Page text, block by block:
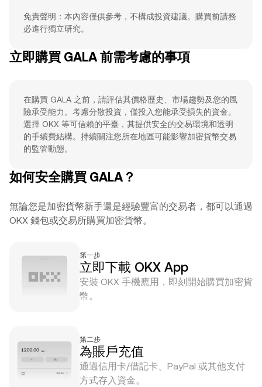
免責聲明：本內容僅供參考，不構成投資建議。購買前請務
必進行獨立研究。
立即購買 GALA 前需考慮的事項
在購買 GALA 之前，請評估其價格歷史、市場趨勢及您的風
險承受能力。考慮分散投資，僅投入您能承受損失的資金。
選擇 OKX 等可信賴的平臺，其提供安全的交易環境和透明
的手續費結構。持續關注您所在地區可能影響加密貨幣交易
的監管動態。
如何安全購買 GALA？
無論您是加密貨幣新手還是經驗豐富的交易者，都可以通過
OKX 錢包或交易所購買加密貨幣。
第一步
立即下載 OKX App
安裝 OKX 手機應用，即刻開始購買加密貨
幣。
第二步
為賬戶充值
通過信用卡/借記卡、PayPal 或其他支付
方式存入資金。